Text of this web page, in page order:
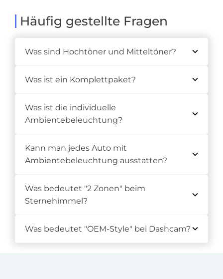
Häufig gestellte Fragen
Was sind Hochtöner und Mitteltöner?
Was ist ein Komplettpaket?
Was ist die individuelle
Ambientebeleuchtung?
Kann man jedes Auto mit
Ambientebeleuchtung ausstatten?
Was bedeutet "2 Zonen" beim
Sternehimmel?
Was bedeutet "OEM-Style" bei Dashcam?